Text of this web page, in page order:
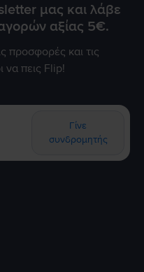
μας και λάβε
αξίας 5€.
προσφορές και τις
να πεις Flip!
Γίνε
συνδρομητής